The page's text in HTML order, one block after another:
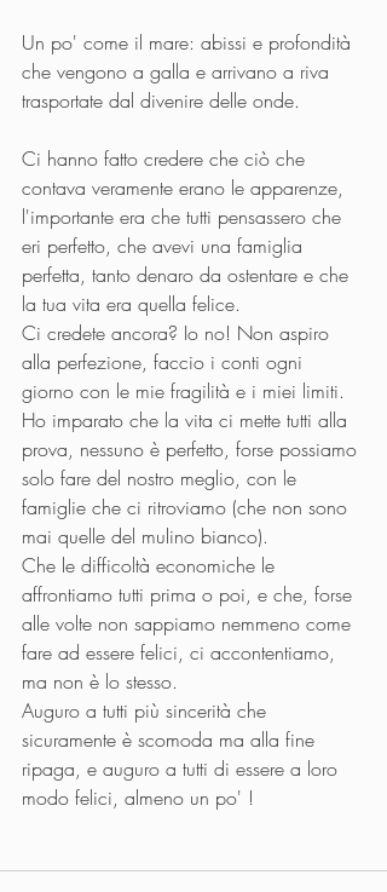
Un po' come il mare: abissi e profondità
che vengono a galla e arrivano a riva
trasportate dal divenire delle onde.
Ci hanno fatto credere che ciò che
contava veramente erano le apparenze,
l'importante era che tutti pensassero che
eri perfetto, che avevi una famiglia
perfetta, tanto denaro da ostentare e che
la tua vita era quella felice.
Ci credete ancora? Io no! Non aspiro
alla perfezione, faccio i conti ogni
giorno con le mie fragilità e i miei limiti.
Ho imparato che la vita ci mette tutti alla
prova, nessuno è perfetto, forse possiamo
solo fare del nostro meglio, con le
famiglie che ci ritroviamo (che non sono
mai quelle del mulino bianco).
Che le difficoltà economiche le
affrontiamo tutti prima o poi, e che, forse
alle volte non sappiamo nemmeno come
fare ad essere felici, ci accontentiamo,
ma non è lo stesso.
Auguro a tutti più sincerità che
sicuramente è scomoda ma alla fine
ripaga, e auguro a tutti di essere a loro
modo felici, almeno un po' !